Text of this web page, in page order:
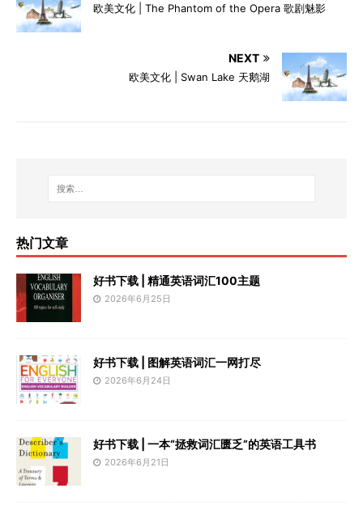
欧美文化 | The Phantom of the Opera 歌剧魅影
NEXT
欧美文化 | Swan Lake 天鹅湖
热门文章
好书下载 | 精通英语词汇100主题
2026年6月25日
好书下载 | 图解英语词汇一网打尽
2026年6月24日
好书下载 | 一本“拯救词汇匮乏”的英语工具书
2026年6月21日